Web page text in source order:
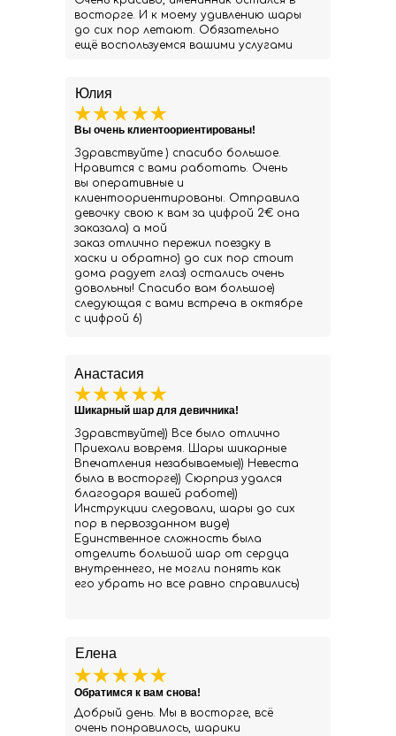
Елена
Добрый день. Мы в восторге, всё
очень понравилось, шарики
Обратимся к вам снова!
Юлия
Здравствуйте ) спасибо большое.
Нравится с вами работать. Очень
вы оперативные и
клиентоориентированы. Отправила
девочку свою к вам за цифрой 2€ она
заказала) а мой
заказ отлично пережил поездку в
хаски и обратно) до сих пор стоит
дома радует глаз) остались очень
довольны! Спасибо вам большое)
следующая с вами встреча в октябре
с цифрой 6)
Вы очень клиентоориентированы!
Анастасия
Здравствуйте)) Все было отлично
Приехали вовремя. Шары шикарные
Впечатления незабываемые)) Невеста
была в восторге)) Сюрприз удался
благодаря вашей работе))
Инструкции следовали, шары до сих
пор в первозданном виде)
Единственное сложность была
отделить большой шар от сердца
внутреннего, не могли понять как
его убрать но все равно справились)
Шикарный шар для девичника!
восторге. И к моему удивлению шары
до сих пор летают. Обязательно
ещё воспользуемся вашими услугами